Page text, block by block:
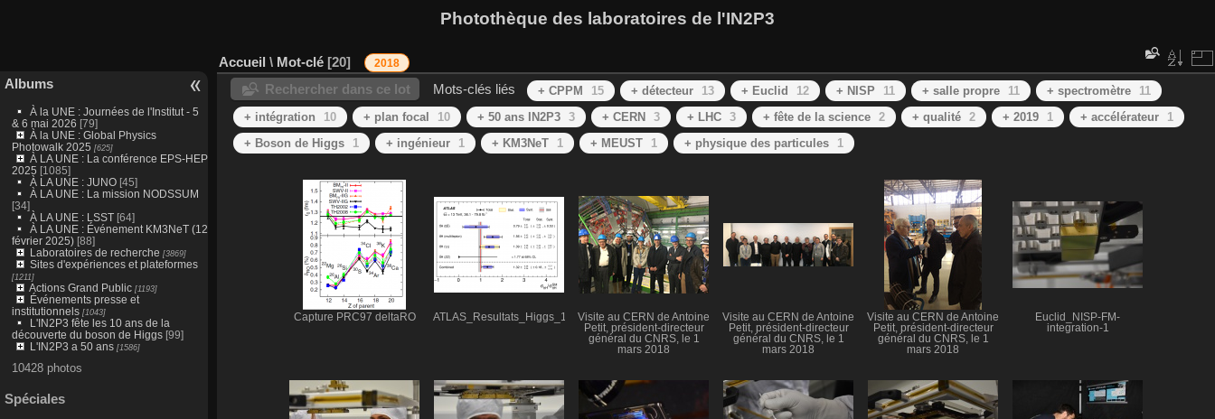
Photothèque des laboratoires de l'IN2P3
Albums
À la UNE : Journées de l'Institut - 5
& 6 mai 2026 [79]
À la UNE : Global Physics
Photowalk 2025 [625]
À LA UNE : La conférence EPS-HEP
2025 [1085]
À LA UNE : JUNO [45]
À LA UNE : La mission NODSSUM
[34]
À LA UNE : LSST[64]
À LA UNE : Événement KM3NeT (12
février 2025)[88]
Laboratoires de recherche [3869]
Sites d'expériences et plateformes
[1211]
Actions Grand Public[1193]
Événements presse et
institutionnels[1043]
L'IN2P3 fête les 10 ans de la
découverte du boson de Higgs[99]
L'IN2P3 a 50 ans[1586]
10428 photos
Spéciales
Accueil \ Mot-clé 20 2018
Rechercher dans ce lot Mots-clés liés + CPPM 15 + détecteur 13 + Euclid 12 + NISP 11 + salle propre 11 + spectromètre
11
+ intégration
10 + plan focal 10 + 50 ans IN2P3 3 + CERN 3 + LHC 3 + fête de la science 2 + qualité 2 + 2019 1 + accélérateur
1
+ Boson de Higgs
1 + ingénieur 1 + KM3NeT 1 + MEUST 1 + physique des particules 1
Capture PRC97 deltaRO ATLAS_Resultats_Higgs_18
Visite au CERN de Antoine
Petit, président-directeur
général du CNRS, le 1
mars 2018
Visite au CERN de Antoine
Petit, président-directeur
général du CNRS, le 1
mars 2018
Visite au CERN de Antoine
Petit, président-directeur
général du CNRS, le 1
mars 2018
Euclid_NISP-FM-
integration-1